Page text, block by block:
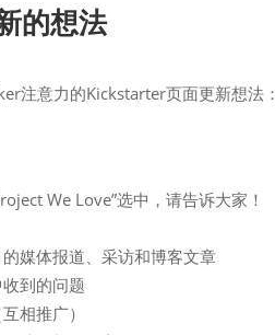
的想法
注意力的Kickstarter页面更新想法：
We Love”选中，请告诉大家！
媒体报道、采访和博客文章
到的问题
相推广）